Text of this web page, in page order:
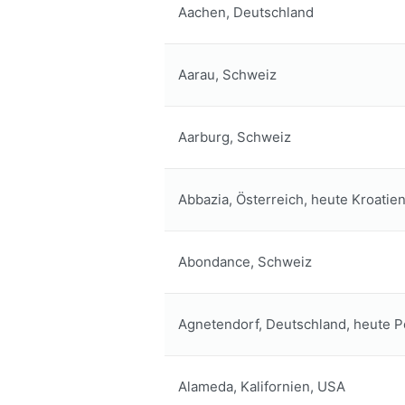
Aachen, Deutschland
Aarau, Schweiz
Aarburg, Schweiz
Abbazia, Österreich, heute Kroatien
Abondance, Schweiz
Agnetendorf, Deutschland, heute
Alameda, Kalifornien, USA